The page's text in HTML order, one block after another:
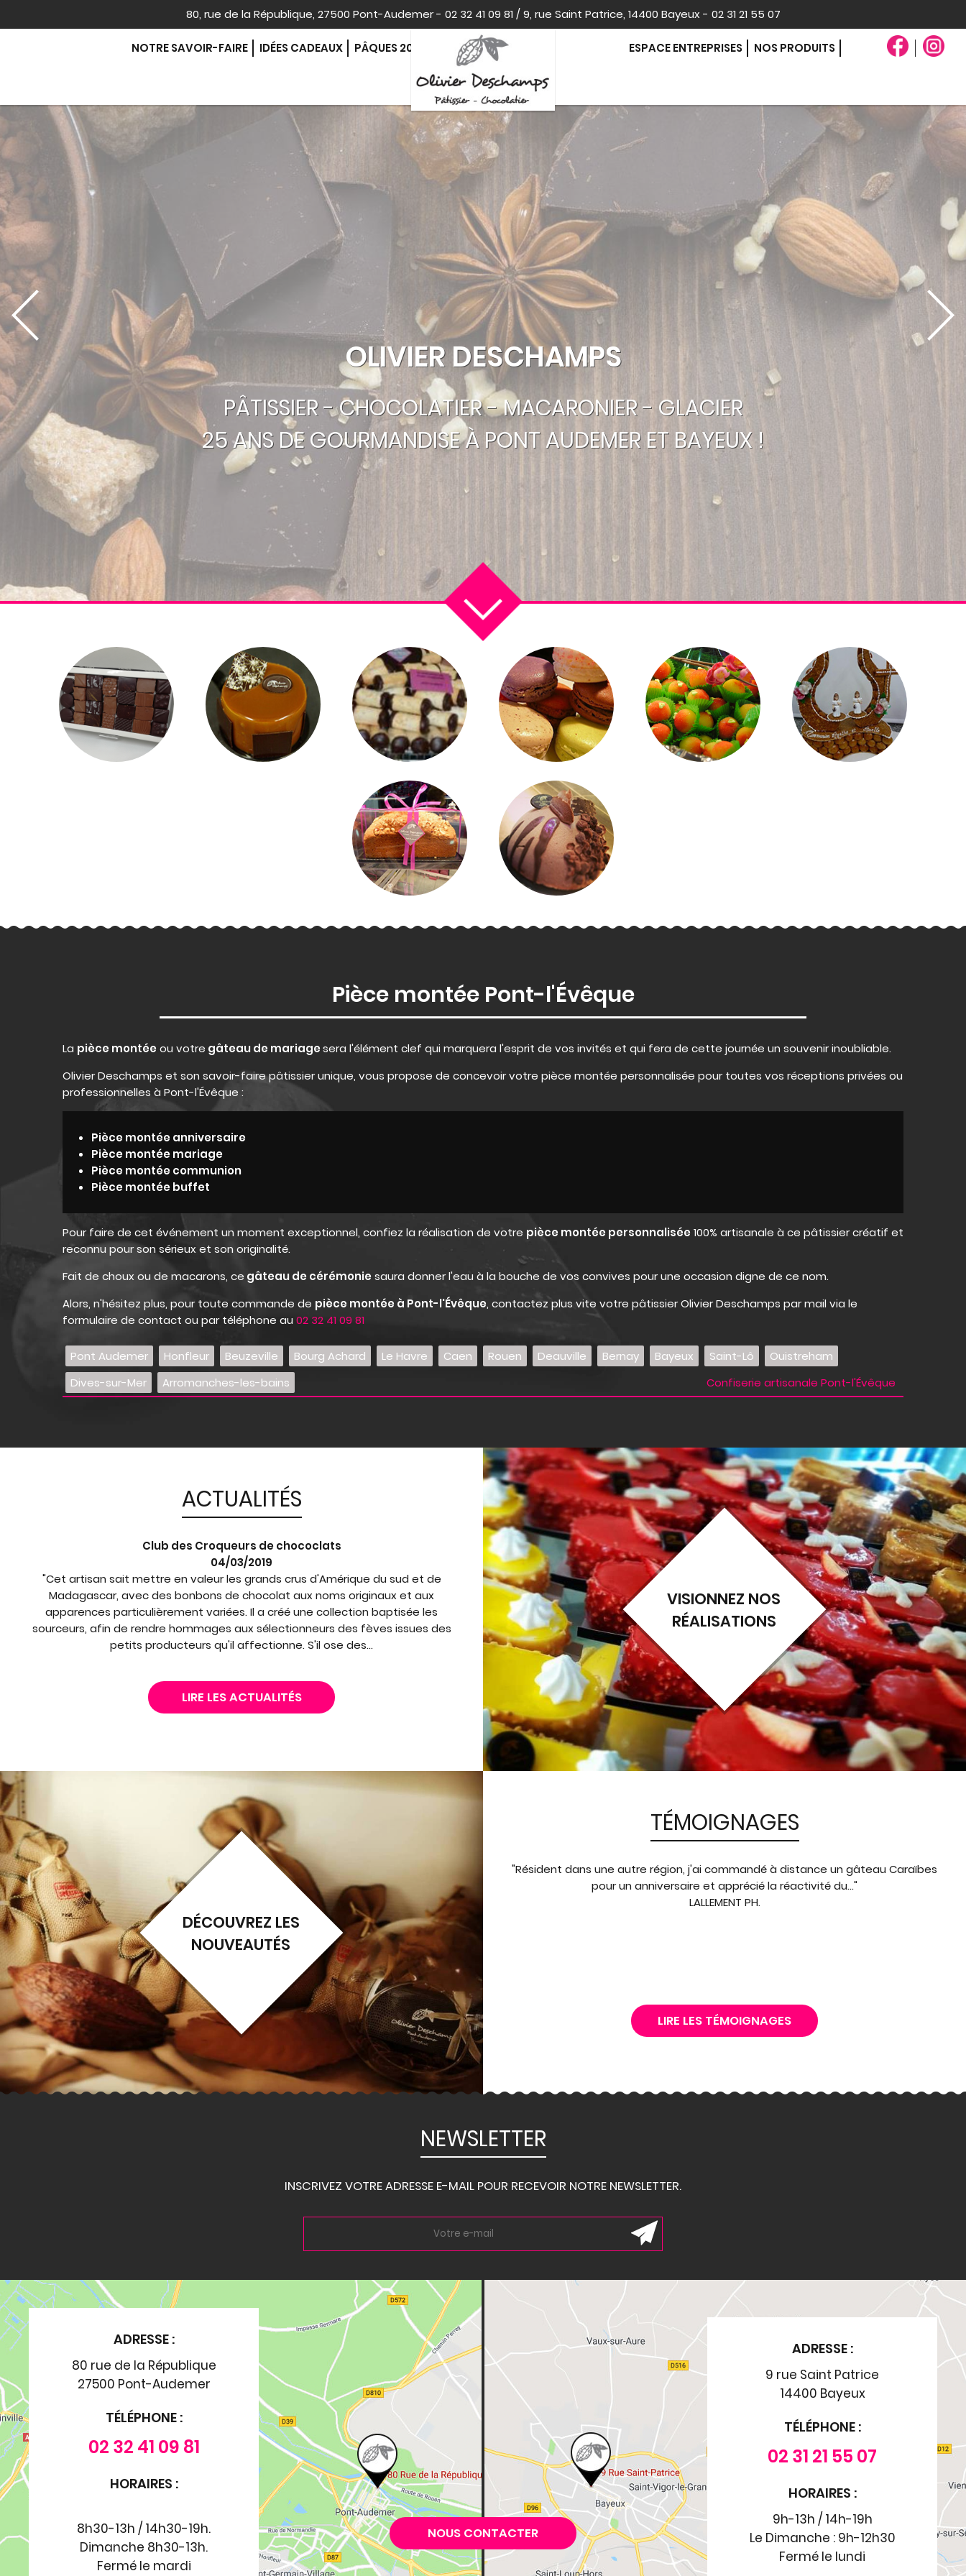
80, rue de la République, 27500 Pont-Audemer - 02 32 41 09 81 / 9, rue Saint Patrice, 14400 Bayeux - 02 31 21 55 07
NOTRE SAVOIR-FAIRE IDÉES CADEAUX PÂQUES 2026 ESPACE ENTREPRISES NOS PRODUITS
CONTACT
OLIVIER DESCHAMPS
PÂTISSIER - CHOCOLATIER - MACARONIER - GLACIER
25 ANS DE GOURMANDISE À PONT AUDEMER ET BAYEUX !
Pièce montée Pont-l'Évêque
La pièce montée ou votre gâteau de mariagesera l'élément clef qui marquera l'esprit de vos invités et qui fera de cette journée un souvenir inoubliable.
Olivier Deschamps et son savoir-faire pâtissier unique, vous propose de concevoir votre pièce montée personnalisée pour toutes vos réceptions privées ou
professionnelles à Pont-l'Évêque :
Pièce montée anniversaire
Pièce montée mariage
Pièce montée communion
Pièce montée buffet
Pour faire de cet événement un moment exceptionnel, confiez la réalisation de votre pièce montée personnalisée 100% artisanale à ce pâtissier créatif et
reconnu pour son sérieux et son originalité.
Fait de choux ou de macarons, ce gâteau de cérémonie saura donner l'eau à la bouche de vos convives pour une occasion digne de ce nom.
Alors, n'hésitez plus, pour toute commande de pièce montée à Pont-l'Évêque, contactez plus vite votre pâtissier Olivier Deschamps par mail via le
formulaire de contact ou par téléphone au 02 32 41 09 81
Pont Audemer Honfleur Beuzeville Bourg Achard Le Havre Caen Rouen Deauville Bernay Bayeux Saint-Lô
Ouistreham
Dives-sur-Mer
Arromanches-les-bains Confiserie artisanale Pont-l'Évêque
VISIONNEZ NOS
RÉALISATIONS
ACTUALITÉS
Club des Croqueurs de chococlats
04/03/2019
"Cet artisan sait mettre en valeur les grands crus d'Amérique du sud et de
Madagascar, avec des bonbons de chocolat aux noms originaux et aux
apparences particulièrement variées. Il a créé une collection baptisée les
sourceurs, afin de rendre hommages aux sélectionneurs des fèves issues des
petits producteurs qu'il affectionne. S'il ose des...
LIRE LES ACTUALITÉS
DÉCOUVREZ LES
NOUVEAUTÉS
TÉMOIGNAGES
"Résident dans une autre région, j'ai commandé à distance un gâteau Caraïbes
pour un anniversaire et apprécié la réactivité du..."
LALLEMENT PH.
LIRE LES TÉMOIGNAGES
NEWSLETTER
INSCRIVEZ VOTRE ADRESSE E-MAIL POUR RECEVOIR NOTRE NEWSLETTER.
ADRESSE :
80 rue de la République
27500 Pont-Audemer
TÉLÉPHONE :
02 32 41 09 81
HORAIRES :
8h30-13h / 14h30-19h.
Dimanche 8h30-13h.
Fermé le mardi
ADRESSE :
9 rue Saint Patrice
14400 Bayeux
TÉLÉPHONE :
02 31 21 55 07
HORAIRES :
9h-13h / 14h-19h
Le Dimanche : 9h-12h30
Fermé le lundi
NOUS CONTACTER